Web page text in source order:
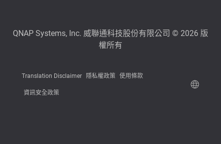
QNAP Systems, Inc. 威聯通科技股份有限公司 © 2026 版
權所有
Translation Disclaimer 隱私權政策 使用條款
資訊安全政策